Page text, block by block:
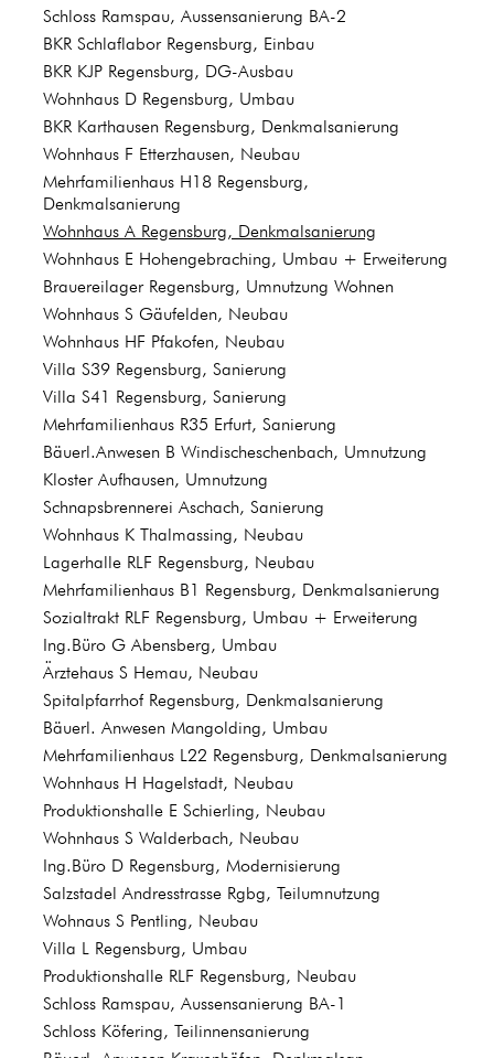
Schloss Ramspau, Aussensanierung BA-2
BKR Schlaflabor Regensburg, Einbau
BKR KJP Regensburg, DG-Ausbau
Wohnhaus D Regensburg, Umbau
BKR Karthausen Regensburg, Denkmalsanierung
Wohnhaus F Etterzhausen, Neubau
Mehrfamilienhaus H18 Regensburg,
Denkmalsanierung
Wohnhaus A Regensburg, Denkmalsanierung
Wohnhaus E Hohengebraching, Umbau + Erweiterung
Brauereilager Regensburg, Umnutzung Wohnen
Wohnhaus S Gäufelden, Neubau
Wohnhaus HF Pfakofen, Neubau
Villa S39 Regensburg, Sanierung
Villa S41 Regensburg, Sanierung
Mehrfamilienhaus R35 Erfurt, Sanierung
Bäuerl.Anwesen B Windischeschenbach, Umnutzung
Kloster Aufhausen, Umnutzung
Schnapsbrennerei Aschach, Sanierung
Wohnhaus K Thalmassing, Neubau
Lagerhalle RLF Regensburg, Neubau
Mehrfamilienhaus B1 Regensburg, Denkmalsanierung
Sozialtrakt RLF Regensburg, Umbau + Erweiterung
Ing.Büro G Abensberg, Umbau
Ärztehaus S Hemau, Neubau
Spitalpfarrhof Regensburg, Denkmalsanierung
Bäuerl. Anwesen Mangolding, Umbau
Mehrfamilienhaus L22 Regensburg, Denkmalsanierung
Wohnhaus H Hagelstadt, Neubau
Produktionshalle E Schierling, Neubau
Wohnhaus S Walderbach, Neubau
Ing.Büro D Regensburg, Modernisierung
Salzstadel Andresstrasse Rgbg, Teilumnutzung
Wohnaus S Pentling, Neubau
Villa L Regensburg, Umbau
Produktionshalle RLF Regensburg, Neubau
Schloss Ramspau, Aussensanierung BA-1
Schloss Köfering, Teilinnensanierung